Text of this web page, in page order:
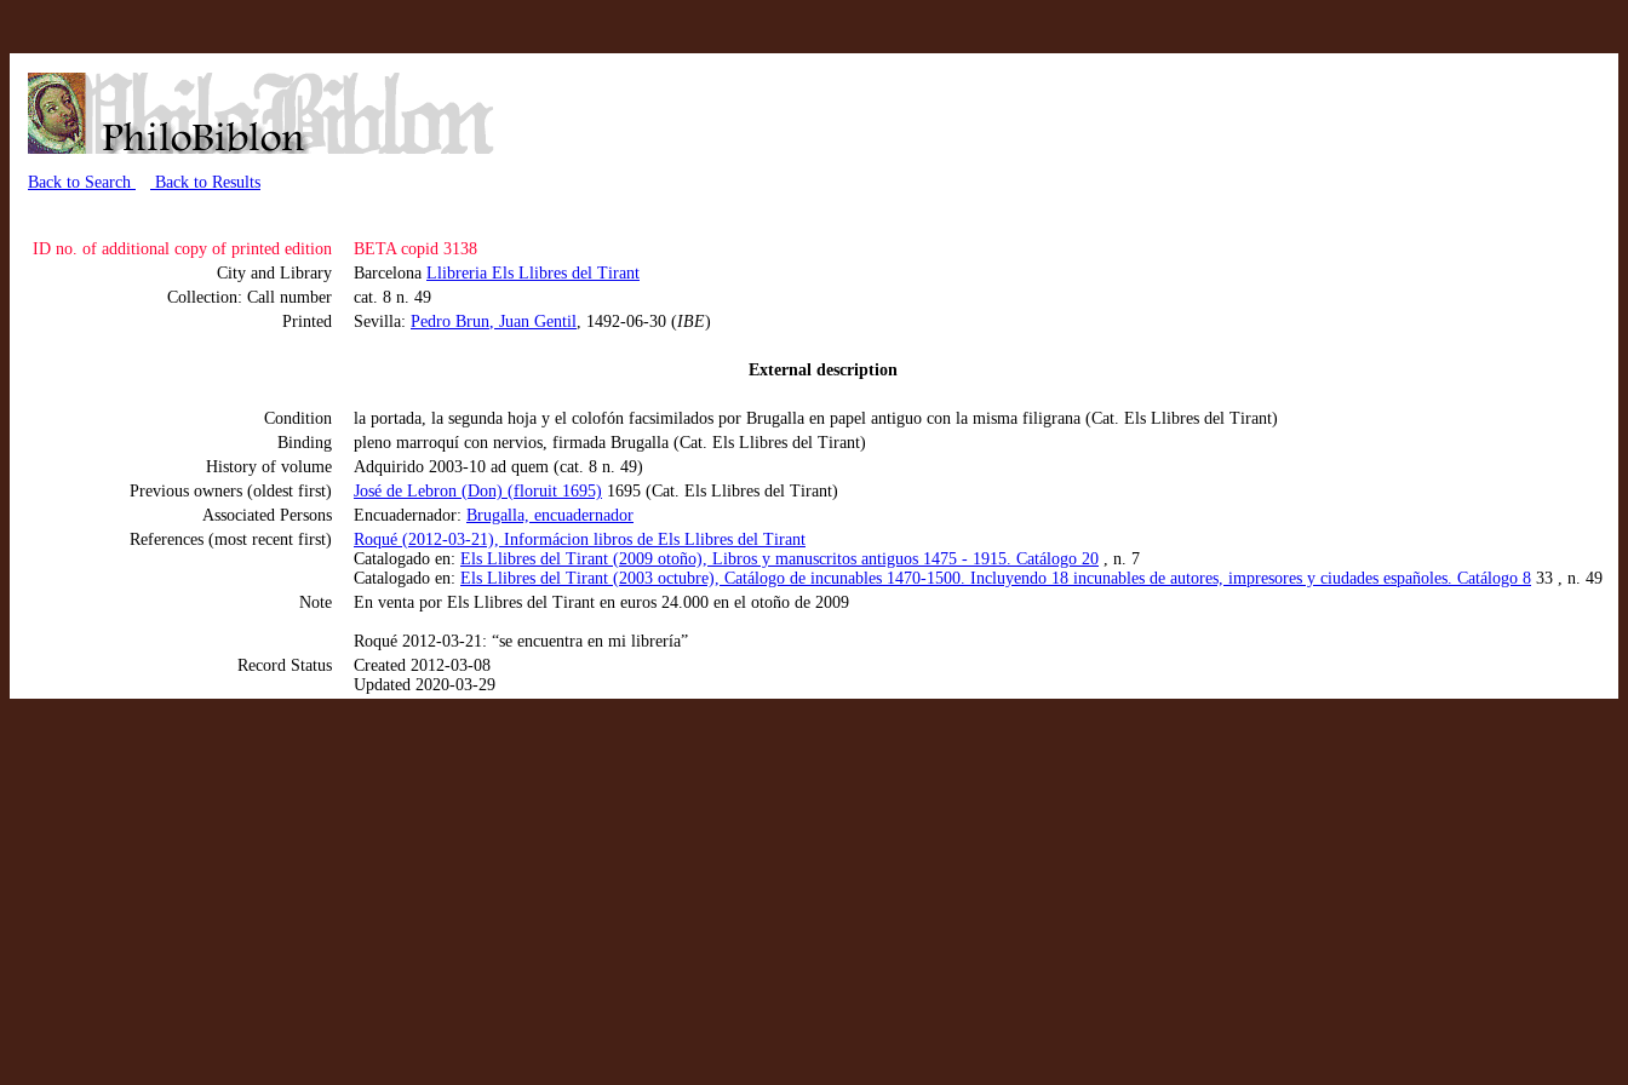
Back to Search Back to Results
ID no. of additional copy of printed edition
BETA copid 3138
City and Library
Barcelona Llibreria Els Llibres del Tirant
Collection: Call number
cat. 8 n. 49
Printed
Sevilla: Pedro Brun, Juan Gentil, 1492-06-30 (IBE)
External description
Condition
la portada, la segunda hoja y el colofón facsimilados por Brugalla en papel antiguo con la misma filigrana (Cat. Els Llibres del Tirant)
Binding
pleno marroquí con nervios, firmada Brugalla (Cat. Els Llibres del Tirant)
History of volume
Adquirido 2003-10 ad quem (cat. 8 n. 49)
Previous owners (oldest first)
José de Lebron (Don) (floruit 1695) 1695 (Cat. Els Llibres del Tirant)
Associated Persons
Encuadernador: Brugalla, encuadernador
References (most recent first)
Roqué (2012-03-21), Informácion libros de Els Llibres del Tirant
Catalogado en: Els Llibres del Tirant (2009 otoño), Libros y manuscritos antiguos 1475 - 1915. Catálogo 20 , n. 7
Catalogado en: Els Llibres del Tirant (2003 octubre), Catálogo de incunables 1470-1500. Incluyendo 18 incunables de autores, impresores y ciudades españoles. Catálogo 8 33 , n. 49
Note
En venta por Els Llibres del Tirant en euros 24.000 en el otoño de 2009
Roqué 2012-03-21: “se encuentra en mi librería”
Record Status
Created 2012-03-08
Updated 2020-03-29